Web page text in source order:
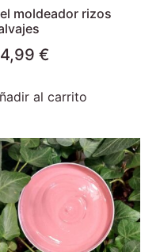
moldeador rizos
€
al carrito